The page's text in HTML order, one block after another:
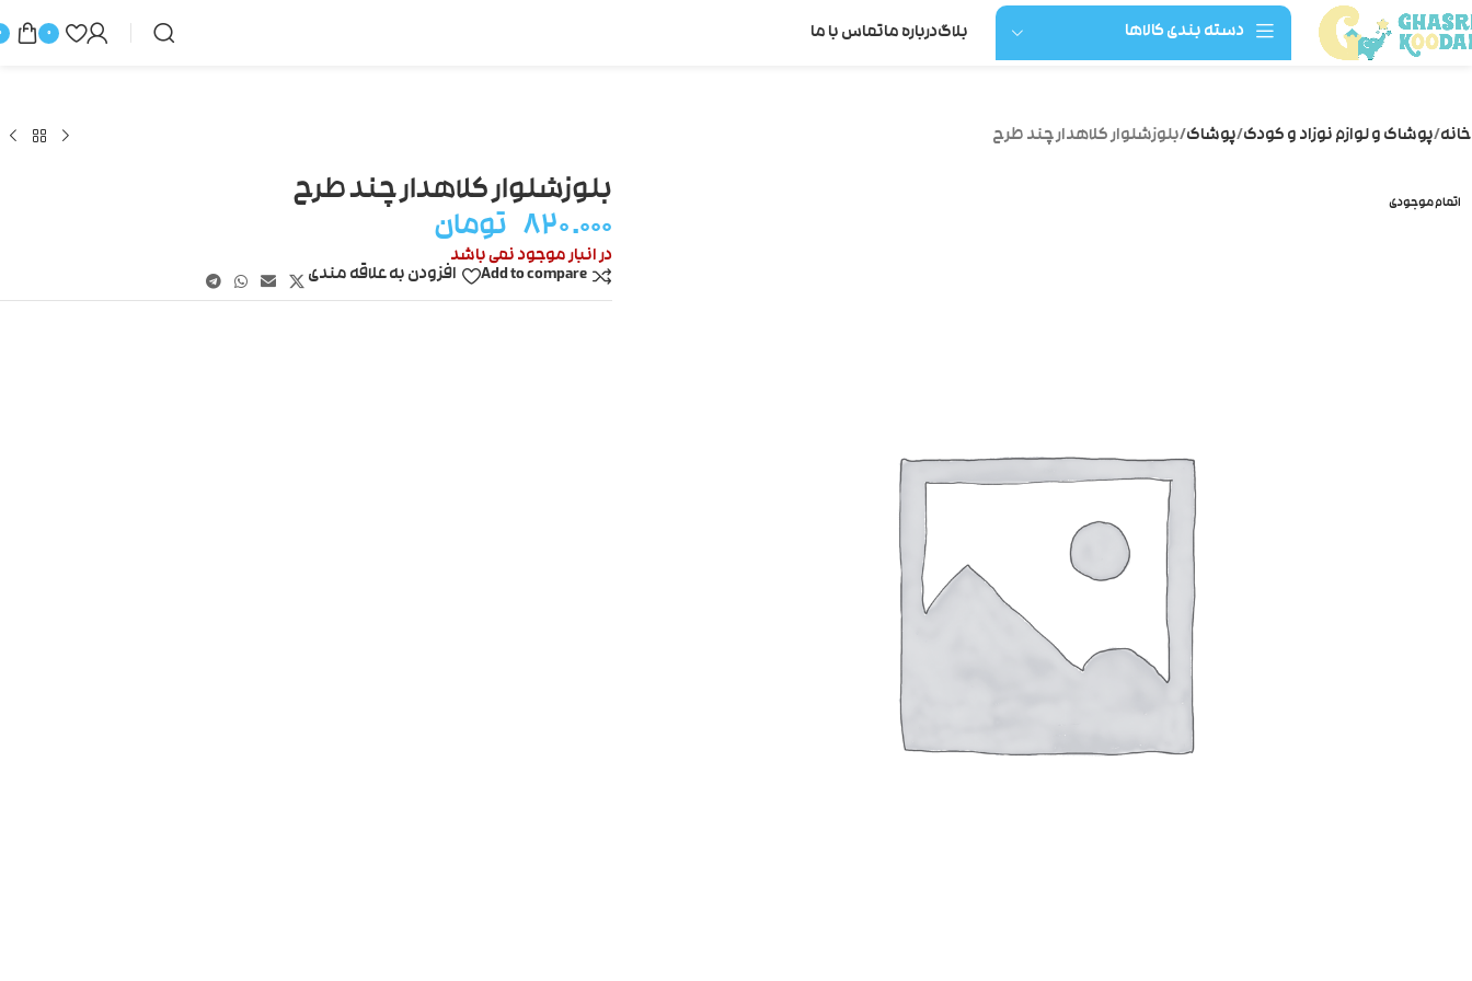
دسته بندی کالاها بلاگدرباره ماتماس با ما 0
خانه پوشاک و لوازم نوزاد و کودک پوشاک بلوزشلوار کلاهدار چند طرح
اتمام موجودی
بلوزشلوار کلاهدار چند طرح
۸۲۰.۰۰۰ تومان
در انبار موجود نمی باشد
Add to compare
افزودن به علاقه مندی